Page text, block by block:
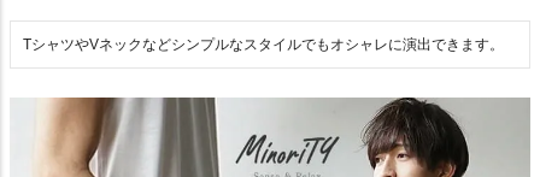
TシャツやVネックなどシンプルなスタイルでもオシャレに演出できます。